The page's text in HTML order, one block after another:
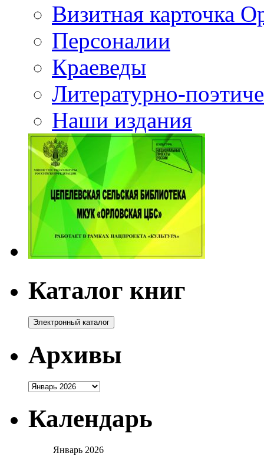
Визитная карточка
Персоналии
Краеведы
Литературно-
Наши издания
Каталог книг
Архивы
Архивы
Календарь
Январь 2026